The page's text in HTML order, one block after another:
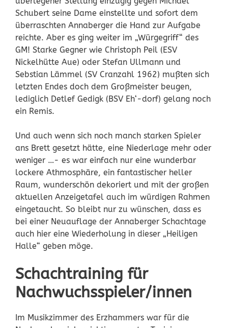
Schubert seine Dame einstellte und sofort dem
überraschten Annaberger die Hand zur Aufgabe
reichte. Aber es ging weiter im „Würgegriff“ des
GM! Starke Gegner wie Christoph Peil (ESV
Nickelhütte Aue) oder Stefan Ullmann und
Sebstian Lämmel (SV Cranzahl 1962) mußten sich
letzten Endes doch dem Großmeister beugen,
lediglich Detlef Gedigk (BSV Eh‘-dorf) gelang noch
ein Remis.
Und auch wenn sich noch manch starken Spieler
ans Brett gesetzt hätte, eine Niederlage mehr oder
weniger …- es war einfach nur eine wunderbar
lockere Athmosphäre, ein fantastischer heller
Raum, wunderschön dekoriert und mit der großen
aktuellen Anzeigetafel auch im würdigen Rahmen
eingetaucht. So bleibt nur zu wünschen, dass es
bei einer Neuauflage der Annaberger Schachtage
auch hier eine Wiederholung in dieser „Heiligen
Halle“ geben möge.
Schachtraining für
Nachwuchsspieler/innen
Im Musikzimmer des Erzhammers war für die